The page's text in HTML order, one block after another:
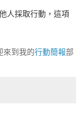
人採取行動，這項
來到我的行動簡報部